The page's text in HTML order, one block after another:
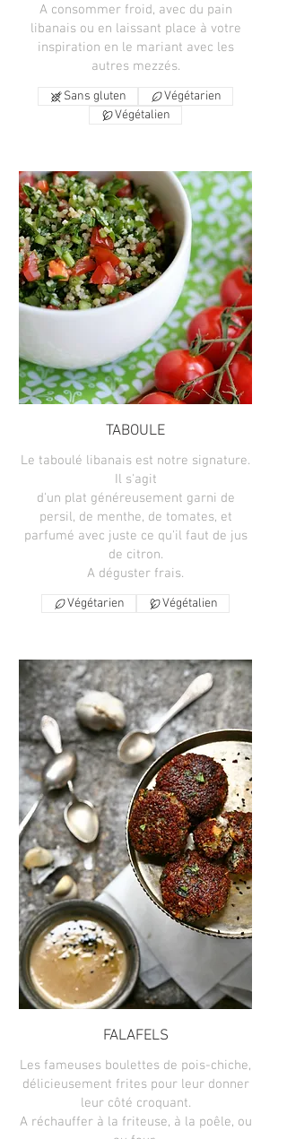
A consommer froid, avec du pain
libanais ou en laissant place à votre
inspiration en le mariant avec les
autres mezzés.
Sans gluten
Végétarien
Végétalien
TABOULE
Le taboulé libanais est notre signature.
Il s'agit
d'un plat généreusement garni de
persil, de menthe, de tomates, et
parfumé avec juste ce qu'il faut de jus
de citron.
A déguster frais.
Végétarien Végétalien
FALAFELS
Les fameuses boulettes de pois-chiche,
délicieusement frites pour leur donner
leur côté croquant.
A réchauffer à la friteuse, à la poêle, ou